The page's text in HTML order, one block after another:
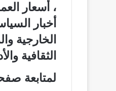
، أسعار
أخبار
الخارجية
الثقافية
لمتابعة